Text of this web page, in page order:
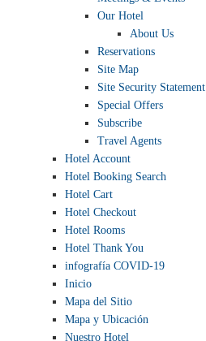
Our Hotel
About Us
Reservations
Site Map
Site Security Statement
Special Offers
Subscribe
Travel Agents
Hotel Account
Hotel Booking Search
Hotel Cart
Hotel Checkout
Hotel Rooms
Hotel Thank You
infografía COVID-19
Inicio
Mapa del Sitio
Mapa y Ubicación
Nuestro Hotel